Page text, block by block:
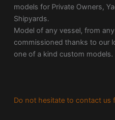
models for Private Owners,
Shipyards.
Model of any vessel, from
commissioned thanks to our
one of a kind custom models.
Do not hesitate to contact us